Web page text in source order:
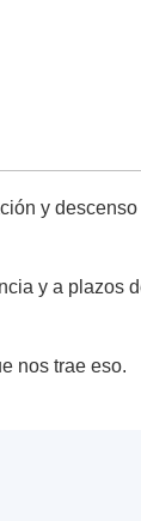
y
y a plazos
nos trae eso.